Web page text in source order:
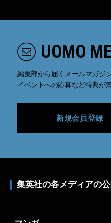
UOMO
編集部から届くメールマガジ
イベントへの応募など特典が
新規会員登録
集英社の各メディアの